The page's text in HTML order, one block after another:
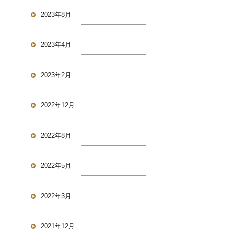
2023年8月
2023年4月
2023年2月
2022年12月
2022年8月
2022年5月
2022年3月
2021年12月